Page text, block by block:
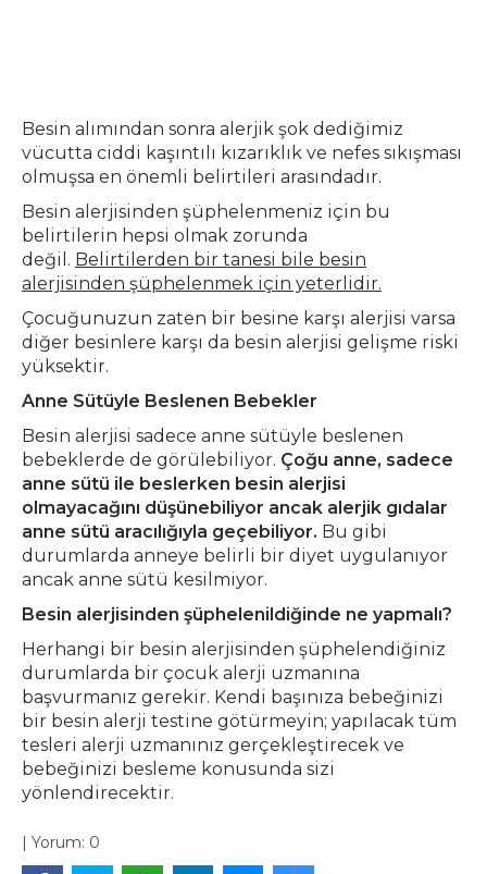
Besin alımından sonra alerjik şok dediğimiz
vücutta ciddi kaşıntılı kızarıklık ve nefes sıkışması
olmuşsa en önemli belirtileri arasındadır.
Besin alerjisinden şüphelenmeniz için bu
belirtilerin hepsi olmak zorunda
değil. Belirtilerden bir tanesi bile besin
alerjisinden şüphelenmek için yeterlidir.
Çocuğunuzun zaten bir besine karşı alerjisi varsa
diğer besinlere karşı da besin alerjisi gelişme riski
yüksektir.
Anne Sütüyle Beslenen Bebekler
Besin alerjisi sadece anne sütüyle beslenen
bebeklerde de görülebiliyor. Çoğu anne, sadece
anne sütü ile beslerken besin alerjisi
olmayacağını düşünebiliyor ancak alerjik gıdalar
anne sütü aracılığıyla geçebiliyor. Bu gibi
durumlarda anneye belirli bir diyet uygulanıyor
ancak anne sütü kesilmiyor.
Besin alerjisinden şüphelenildiğinde ne yapmalı?
Herhangi bir besin alerjisinden şüphelendiğiniz
durumlarda bir çocuk alerji uzmanına
başvurmanız gerekir. Kendi başınıza bebeğinizi
bir besin alerji testine götürmeyin; yapılacak tüm
tesleri alerji uzmanınız gerçekleştirecek ve
bebeğinizi besleme konusunda sizi
yönlendirecektir.
Yorum: 0